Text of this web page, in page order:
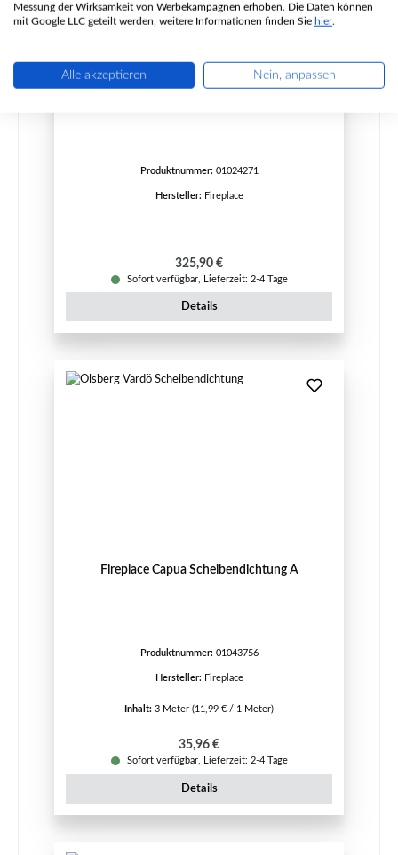
Fireplace Capua Feuerraumauskleidung
Produktnummer: 01024271
Hersteller: Fireplace
Regulärer Preis:
325,90 €
Sofort verfügbar, Lieferzeit: 2-4 Tage
Details
Fireplace Capua Scheibendichtung A
Produktnummer: 01043756
Hersteller: Fireplace
Inhalt: 3 Meter (11,99 € / 1 Meter)
Regulärer Preis:
35,96 €
Sofort verfügbar, Lieferzeit: 2-4 Tage
Details
Messung der Wirksamkeit von Werbekampagnen erhoben. Die Daten können
mit Google LLC geteilt werden, weitere Informationen finden Sie hier.
Alle akzeptieren Nein, anpassen